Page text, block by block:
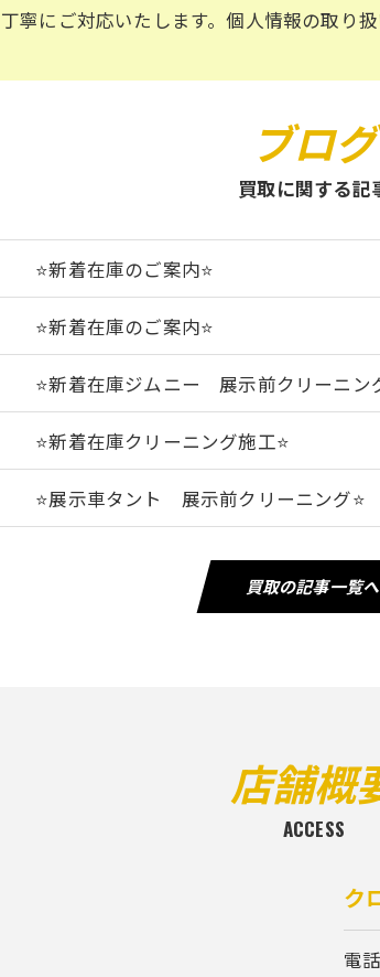
寧にご対応いたします。個人情報の取り
ブログ
買取に関する記
⭐️新着在庫のご案内⭐️
⭐️新着在庫のご案内⭐️
⭐️新着在庫ジムニー 展示前クリーニン
⭐️新着在庫クリーニング施工⭐️
⭐️展示車タント 展示前クリーニング⭐️
買取の記事一覧へ
店舗概
ACCESS
ク
電